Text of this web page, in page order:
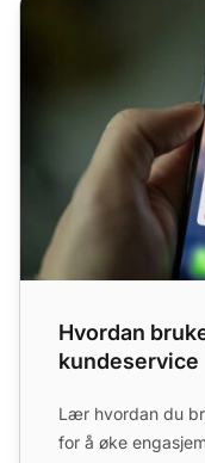
Hvordan
kundeservice
Lær hvordan du
for å øke